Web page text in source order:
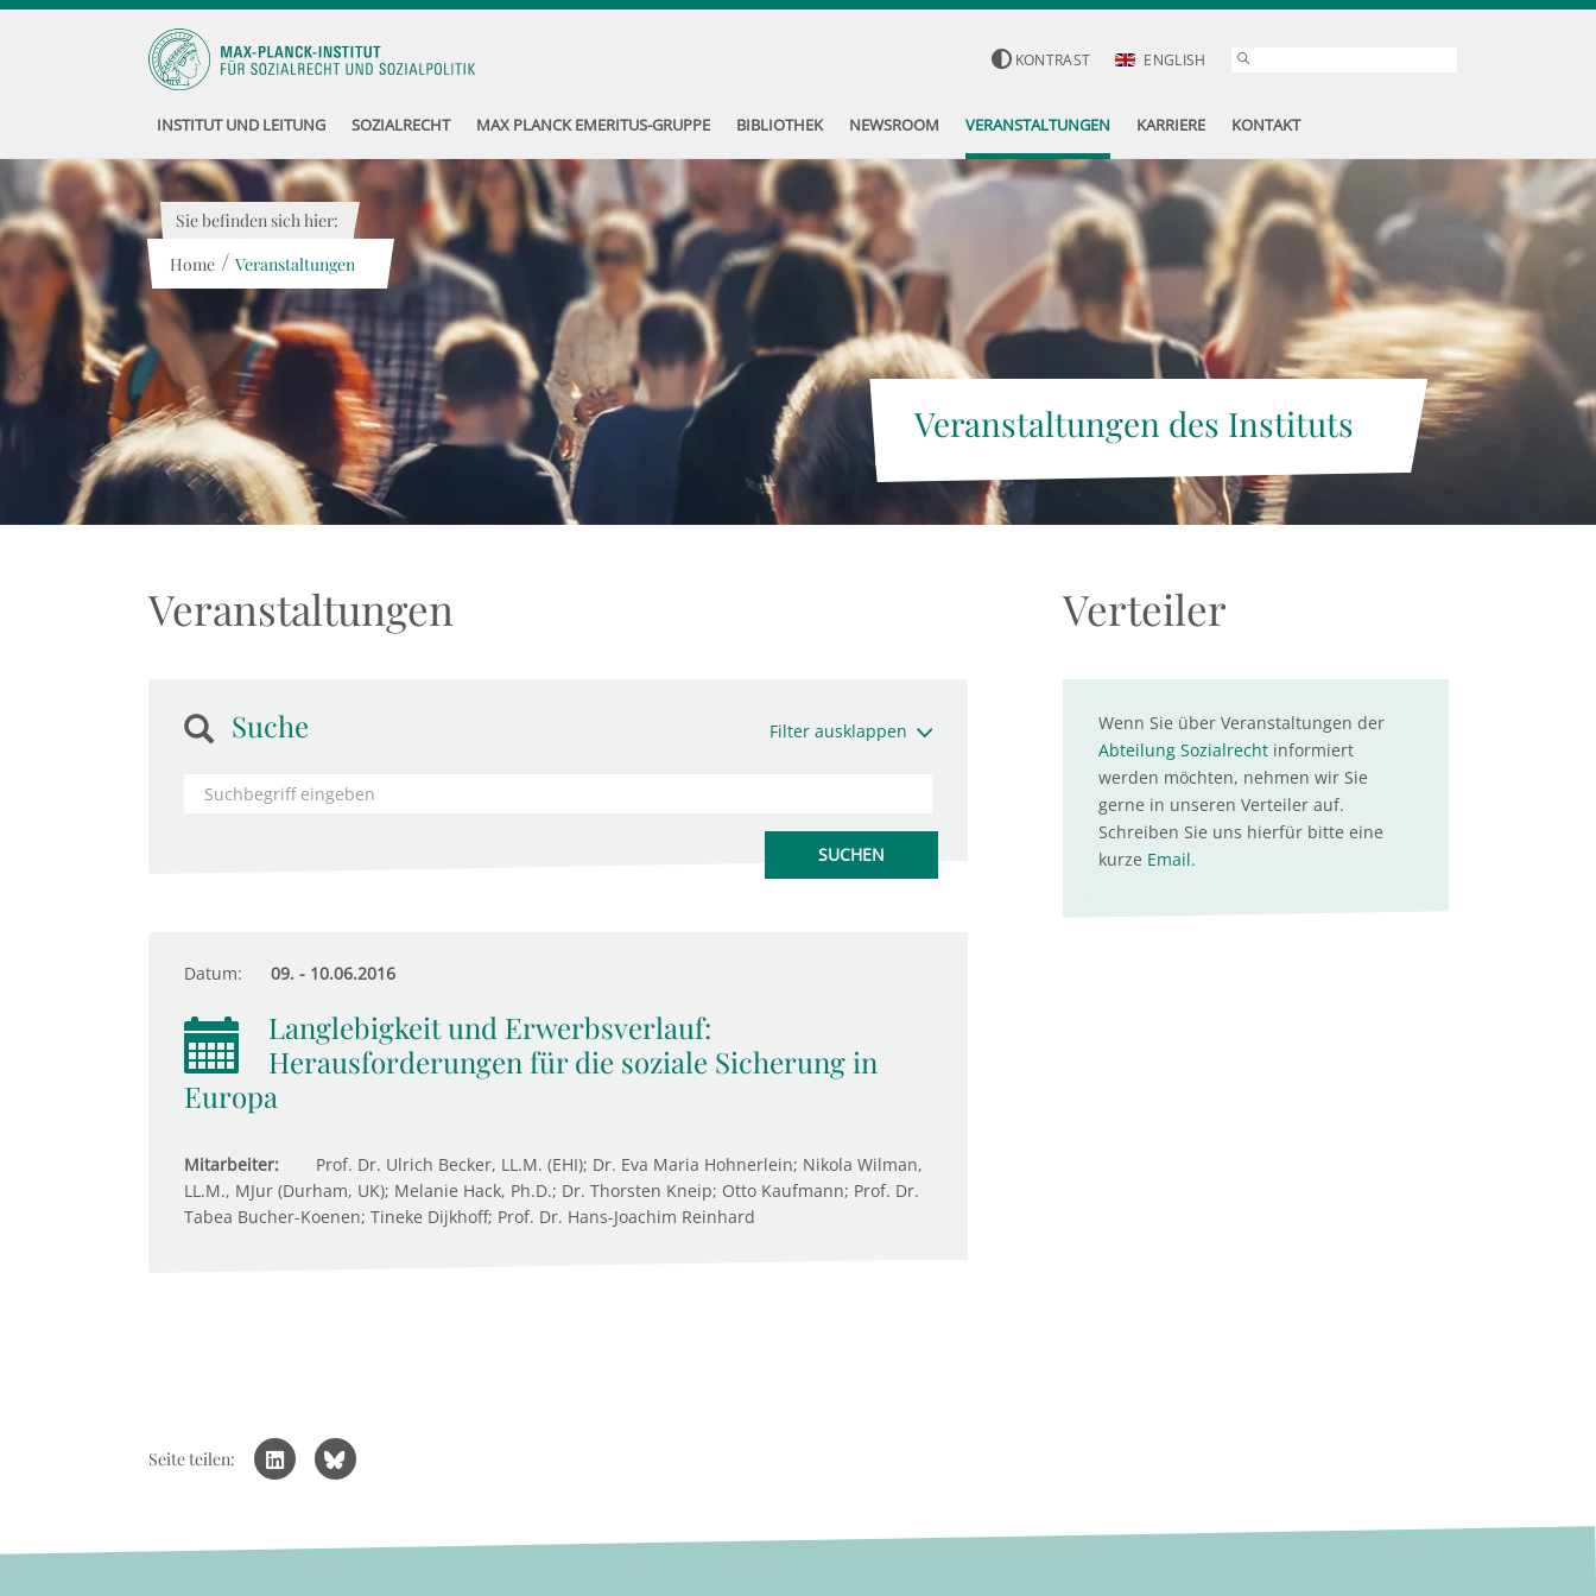
KONTRAST ENGLISH
INSTITUT UND LEITUNG SOZIALRECHT MAX PLANCK EMERITUS-GRUPPE BIBLIOTHEK NEWSROOM VERANSTALTUNGEN KARRIERE KONTAKT
Veranstaltungen des Instituts
Sie befinden sich hier:
Home / Veranstaltungen
Veranstaltungen
Suche Filter ausklappen
Datum: 09. - 10.06.2016
Langlebigkeit und Erwerbsverlauf:
Herausforderungen für die soziale Sicherung in
Europa
Mitarbeiter:
Prof. Dr. Ulrich Becker, LL.M. (EHI); Dr. Eva Maria Hohnerlein; Nikola Wilman,
LL.M., MJur (Durham, UK); Melanie Hack, Ph.D.; Dr. Thorsten Kneip; Otto Kaufmann; Prof. Dr.
Tabea Bucher-Koenen; Tineke Dijkhoff; Prof. Dr. Hans-Joachim Reinhard
Verteiler
Wenn Sie über Veranstaltungen der
Abteilung Sozialrechtinformiert
werden möchten, nehmen wir Sie
gerne in unseren Verteiler auf.
Schreiben Sie uns hierfür bitte eine
kurze Email.
Seite teilen: